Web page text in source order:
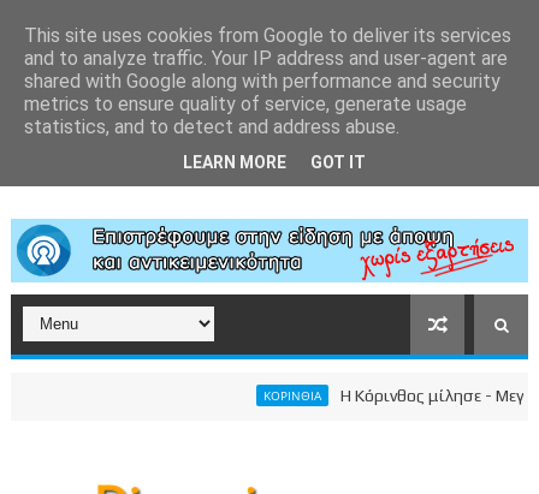
ΚΟΡΙΝΘΙΑ Η Κόρινθος μίλησε -
This site uses cookies from Google to deliver its services
and to analyze traffic. Your IP address and user-agent are
shared with Google along with performance and security
metrics to ensure quality of service, generate usage
statistics, and to detect and address abuse.
LEARN MORE GOT IT